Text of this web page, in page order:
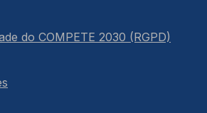
do COMPETE 2030 (RGPD)